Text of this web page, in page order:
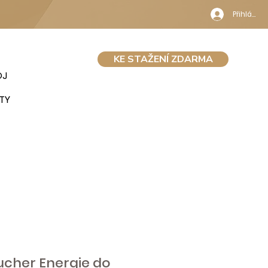
Přihlásit
KE STAŽENÍ ZDARMA
Energie do